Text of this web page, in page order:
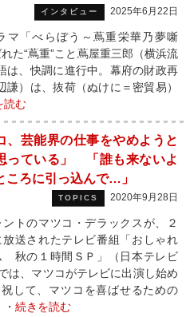
インタビュー 2025年6月22日
「べらぼう～蔦重栄華乃夢噺
た“蔦重”こと蔦屋重三郎（横浜流
は、快調に進行中。幕府の財政再
）は、抜荷（ぬけに＝密貿易）
読む
、芸能界の仕事をやめようと
っている」 「誰も来ないよ
ころに引っ込んで…」
TOPICS 2020年9月28日
トのマツコ・デラックスが、２
放送されたテレビ番組「おしゃれ
秋の１時間ＳＰ」（日本テレビ
、マツコがテレビに出演し始め
して、マツコを喜ばせるための
続きを読む